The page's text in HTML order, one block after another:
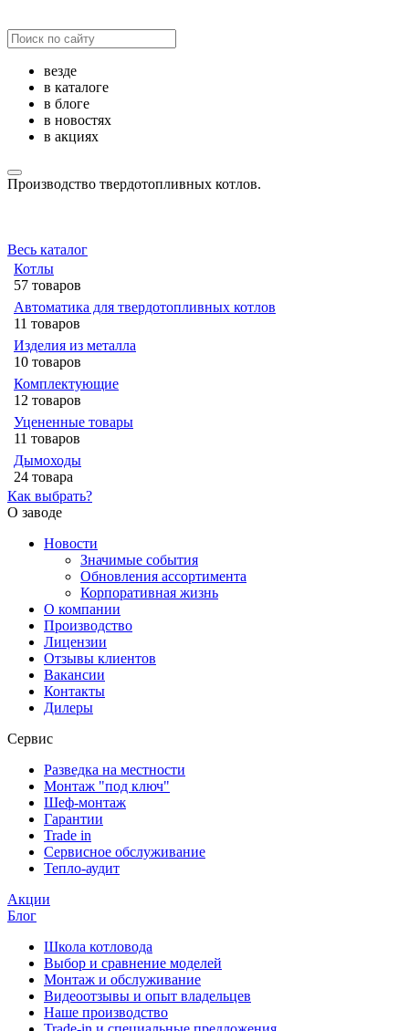
везде
в каталоге
в блоге
в новостях
в акциях
Производство твердотопливных котлов.
Весь каталог
Котлы
57 товаров
Автоматика для твердотопливных котлов
11 товаров
Изделия из металла
10 товаров
Комплектующие
12 товаров
Уцененные товары
11 товаров
Дымоходы
24 товара
Как выбрать?
О заводе
Новости
Значимые события
Обновления ассортимента
Корпоративная жизнь
О компании
Производство
Лицензии
Отзывы клиентов
Вакансии
Контакты
Дилеры
Сервис
Разведка на местности
Монтаж "под ключ"
Шеф-монтаж
Гарантии
Trade in
Сервисное обслуживание
Тепло-аудит
Акции
Блог
Школа котловода
Выбор и сравнение моделей
Монтаж и обслуживание
Видеоотзывы и опыт владельцев
Наше производство